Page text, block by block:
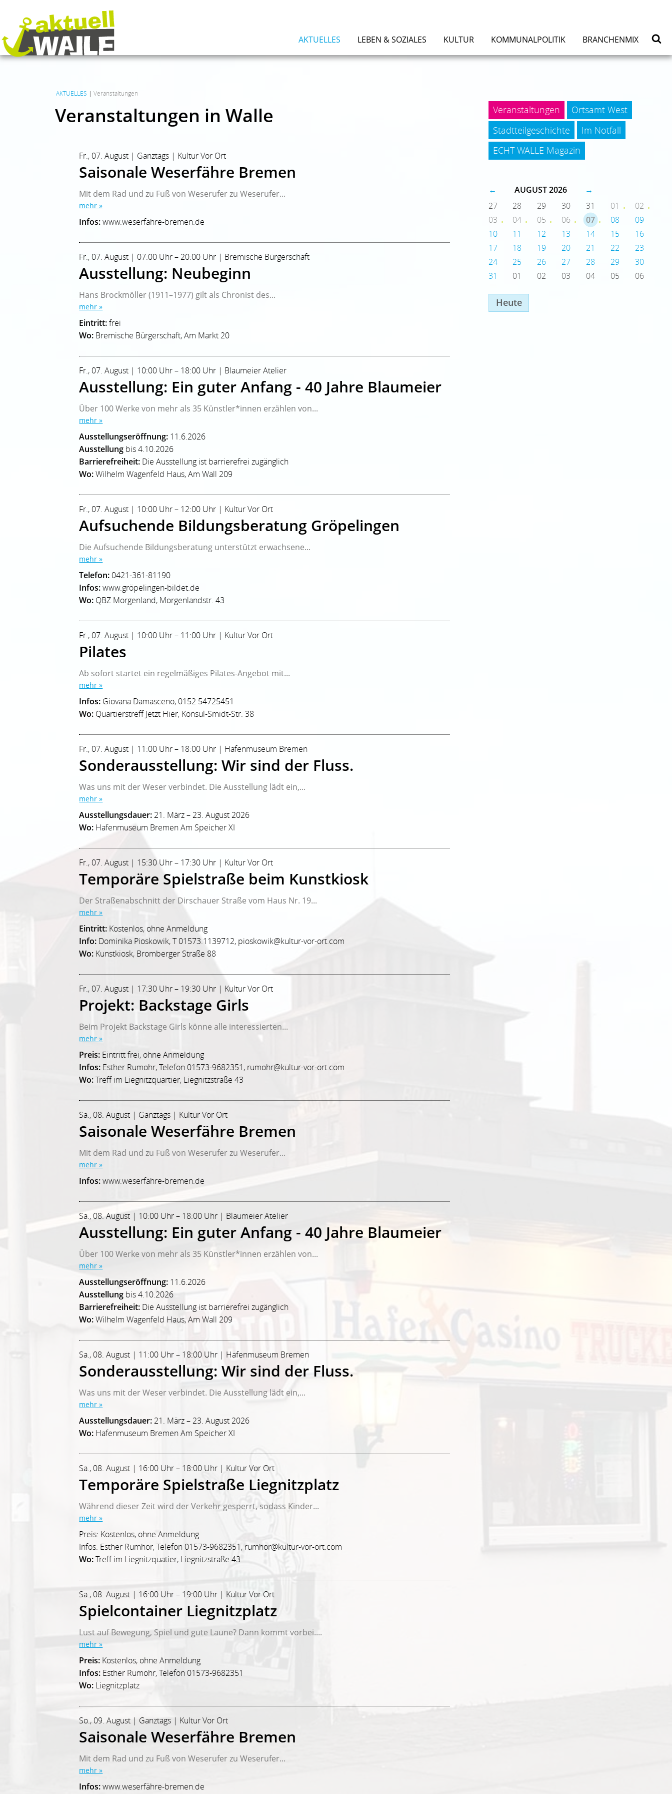
AKTUELLES LEBEN & SOZIALES KULTUR KOMMUNALPOLITIK BRANCHENMIX
AKTUELLES | Veranstaltungen
Veranstaltungen in Walle
Fr., 07. August | Ganztags | Kultur Vor Ort
Saisonale Weserfähre Bremen
Mit dem Rad und zu Fuß von Weserufer zu Weserufer...
mehr »
Infos:www.weserfähre-bremen.de
Fr., 07. August | 07:00 Uhr – 20:00 Uhr | Bremische Bürgerschaft
Ausstellung: Neubeginn
Hans Brockmöller (1911–1977) gilt als Chronist des...
mehr »
Eintritt:frei
Wo: Bremische Bürgerschaft, Am Markt 20
Fr., 07. August | 10:00 Uhr – 18:00 Uhr | Blaumeier Atelier
Ausstellung: Ein guter Anfang - 40 Jahre Blaumeier
Über 100 Werke von mehr als 35 Künstler*innen erzählen von...
mehr »
Ausstellungseröffnung: 11.6.2026
Ausstellung bis 4.10.2026
Barrierefreiheit: Die Ausstellung ist barrierefrei zugänglich
Wo:Wilhelm Wagenfeld Haus, Am Wall 209
Fr., 07. August | 10:00 Uhr – 12:00 Uhr | Kultur Vor Ort
Aufsuchende Bildungsberatung Gröpelingen
Die Aufsuchende Bildungsberatung unterstützt erwachsene...
mehr »
Telefon: 0421-361-81190
Infos:www.gröpelingen-bildet.de
Wo: QBZ Morgenland, Morgenlandstr. 43
Fr., 07. August | 10:00 Uhr – 11:00 Uhr | Kultur Vor Ort
Pilates
Ab sofort startet ein regelmäßiges Pilates-Angebot mit...
mehr »
Infos: Giovana Damasceno, 0152 54725451
Wo: Quartierstreff Jetzt Hier, Konsul-Smidt-Str. 38
Fr., 07. August | 11:00 Uhr – 18:00 Uhr | Hafenmuseum Bremen
Sonderausstellung: Wir sind der Fluss.
Was uns mit der Weser verbindet. Die Ausstellung lädt ein,...
mehr »
Ausstellungsdauer:21. März – 23. August 2026
Wo: Hafenmuseum Bremen Am Speicher XI
Fr., 07. August | 15:30 Uhr – 17:30 Uhr | Kultur Vor Ort
Temporäre Spielstraße beim Kunstkiosk
Der Straßenabschnitt der Dirschauer Straße vom Haus Nr. 19...
mehr »
Eintritt: Kostenlos, ohne Anmeldung
Info: Dominika Pioskowik, T 01573.1139712, pioskowik@kultur-vor-ort.com
Wo: Kunstkiosk, Bromberger Straße 88
Fr., 07. August | 17:30 Uhr – 19:30 Uhr | Kultur Vor Ort
Projekt: Backstage Girls
Beim Projekt Backstage Girls könne alle interessierten...
mehr »
Preis: Eintritt frei, ohne Anmeldung
Infos: Esther Rumohr, Telefon 01573-9682351, rumohr@kultur-vor-ort.com
Wo:Treff im Liegnitzquartier, Liegnitzstraße 43
Sa., 08. August | Ganztags | Kultur Vor Ort
Saisonale Weserfähre Bremen
Mit dem Rad und zu Fuß von Weserufer zu Weserufer...
mehr »
Infos:www.weserfähre-bremen.de
Sa., 08. August | 10:00 Uhr – 18:00 Uhr | Blaumeier Atelier
Ausstellung: Ein guter Anfang - 40 Jahre Blaumeier
Über 100 Werke von mehr als 35 Künstler*innen erzählen von...
mehr »
Ausstellungseröffnung: 11.6.2026
Ausstellung bis 4.10.2026
Barrierefreiheit: Die Ausstellung ist barrierefrei zugänglich
Wo:Wilhelm Wagenfeld Haus, Am Wall 209
Sa., 08. August | 11:00 Uhr – 18:00 Uhr | Hafenmuseum Bremen
Sonderausstellung: Wir sind der Fluss.
Was uns mit der Weser verbindet. Die Ausstellung lädt ein,...
mehr »
Ausstellungsdauer:21. März – 23. August 2026
Wo: Hafenmuseum Bremen Am Speicher XI
Sa., 08. August | 16:00 Uhr – 18:00 Uhr | Kultur Vor Ort
Temporäre Spielstraße Liegnitzplatz
Während dieser Zeit wird der Verkehr gesperrt, sodass Kinder...
mehr »
Preis: Kostenlos, ohne Anmeldung
Infos: Esther Rumhor, Telefon 01573-9682351, rumhor@kultur-vor-ort.com
Wo:Treff im Liegnitzquatier, Liegnitzstraße 43
Sa., 08. August | 16:00 Uhr – 19:00 Uhr | Kultur Vor Ort
Spielcontainer Liegnitzplatz
Lust auf Bewegung, Spiel und gute Laune? Dann kommt vorbei....
mehr »
Preis: Kostenlos, ohne Anmeldung
Infos: Esther Rumohr, Telefon 01573-9682351
Wo: Liegnitzplatz
So., 09. August | Ganztags | Kultur Vor Ort
Saisonale Weserfähre Bremen
Mit dem Rad und zu Fuß von Weserufer zu Weserufer...
mehr »
Infos:www.weserfähre-bremen.de
Veranstaltungen
Ortsamt West
Stadtteilgeschichte
Im Notfall
ECHT WALLE Magazin
← AUGUST 2026
→
27
28 29 30 31 01
02
03
04 05 06 07 08
09
10
11 12 13 14 15
16
17
18 19 20 21 22
23
24
25 26 27 28 29
30
31
01 02 03 04 05 06
Heute